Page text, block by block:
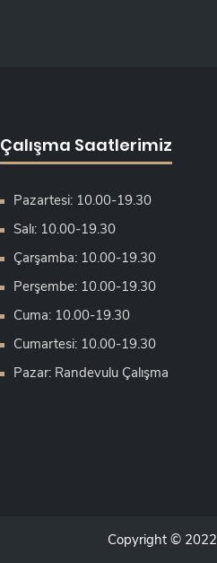
Çalışma Saatlerimiz
Pazartesi: 10.00-19.30
Salı: 10.00-19.30
Çarşamba: 10.00-19.30
Perşembe: 10.00-19.30
Cuma: 10.00-19.30
Cumartesi: 10.00-19.30
Pazar: Randevulu Çalışma
Copyright © 2022